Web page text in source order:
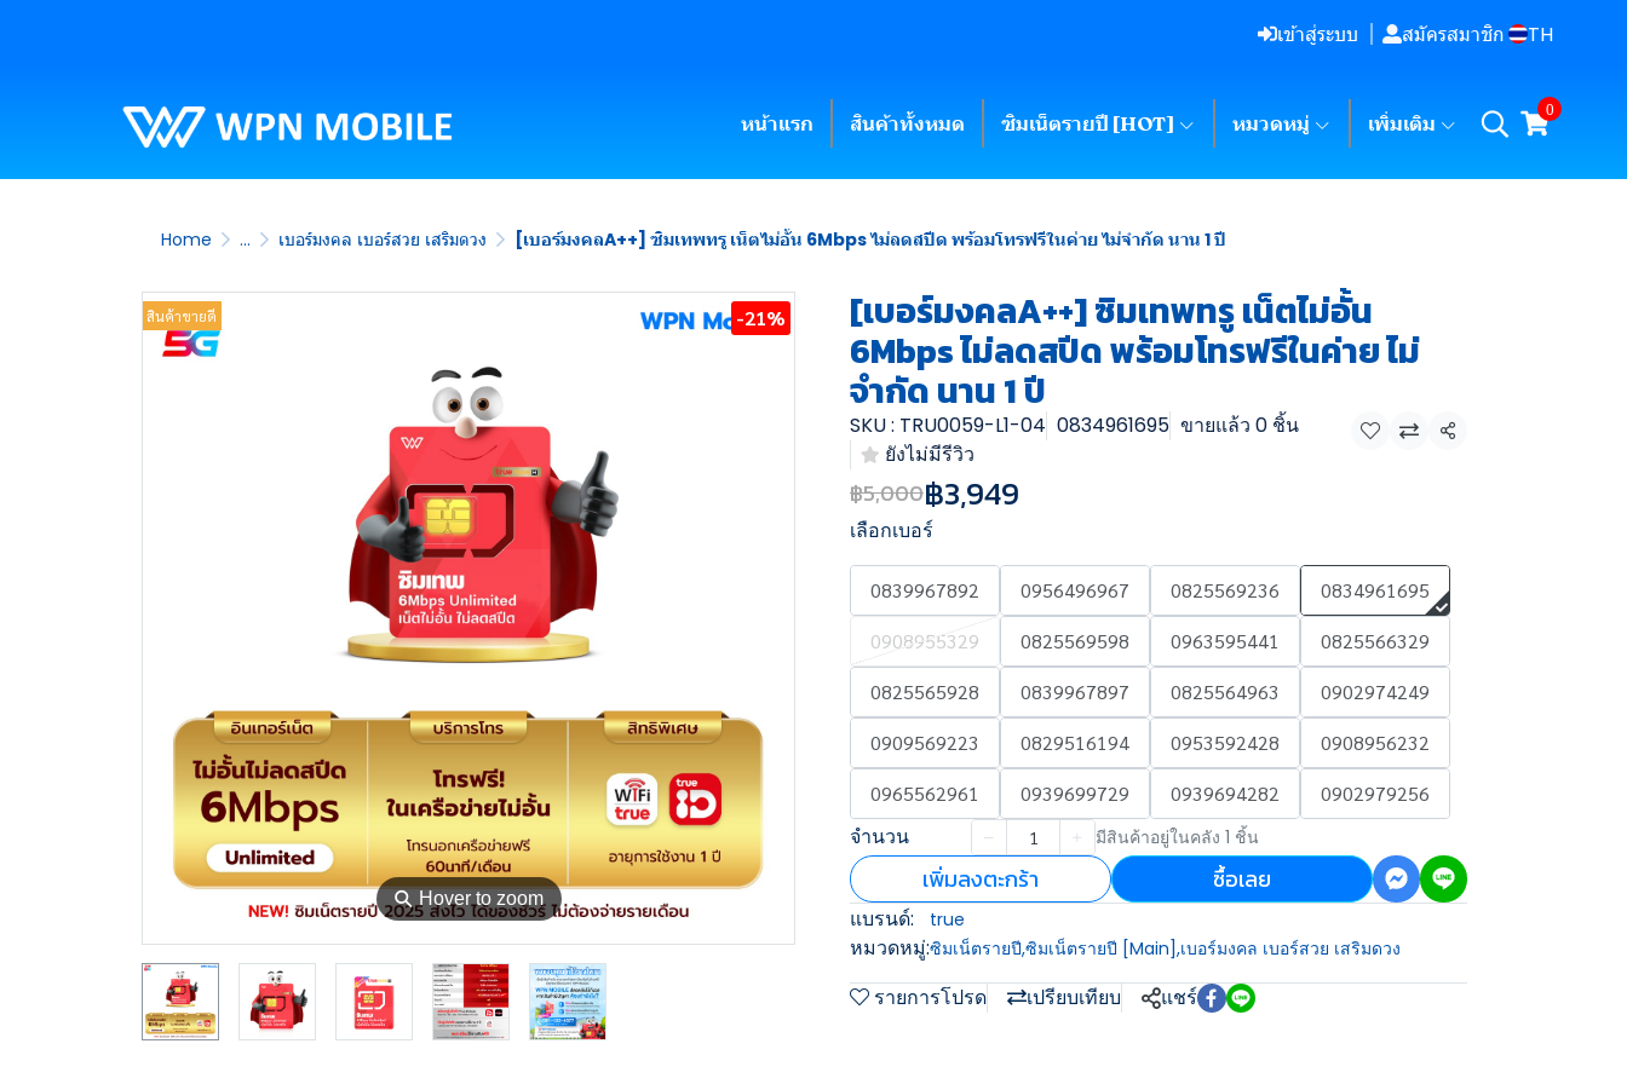
เข้าสู่ระบบ สมัครสมาชิก TH
หน้าแรก สินค้าทั้งหมด ซิมเน็ตรายปี [HOT] หมวดหมู่ เพิ่มเติม
0
Home ... เบอร์มงคล เบอร์สวย เสริมดวง [เบอร์มงคลA++] ซิมเทพทรู เน็ตไม่อั้น 6Mbps ไม่ลดสปีด พร้อมโทรฟรีในค่าย ไม่จำกัด นาน 1 ปี
⚲Hover to zoom
สินค้าขายดี -21% [เบอร์มงคลA++] ซิมเทพทรู เน็ตไม่อั้น
6Mbps ไม่ลดสปีด พร้อมโทรฟรีในค่าย ไม่
จำกัด นาน 1 ปี
SKU : TRU0059-L1-04 0834961695 ขายแล้ว 0 ชิ้น
ยังไม่มีรีวิว
แชร์
฿5,000฿3,949
เลือกเบอร์
0839967892 0956496967 0825569236
0834961695
0908955329
0825569598 0963595441
0825566329
0825565928
0839967897 0825564963
0902974249
0909569223
0829516194 0953592428
0908956232
0965562961
0939699729 0939694282 0902979256
จำนวน มีสินค้าอยู่ในคลัง 1 ชิ้น
เพิ่มลงตะกร้า ซื้อเลย
แบรนด์: true
หมวดหมู่:ซิมเน็ตรายปี,ซิมเน็ตรายปี [Main],เบอร์มงคล เบอร์สวย เสริมดวง
รายการโปรด เปรียบเทียบ แชร์